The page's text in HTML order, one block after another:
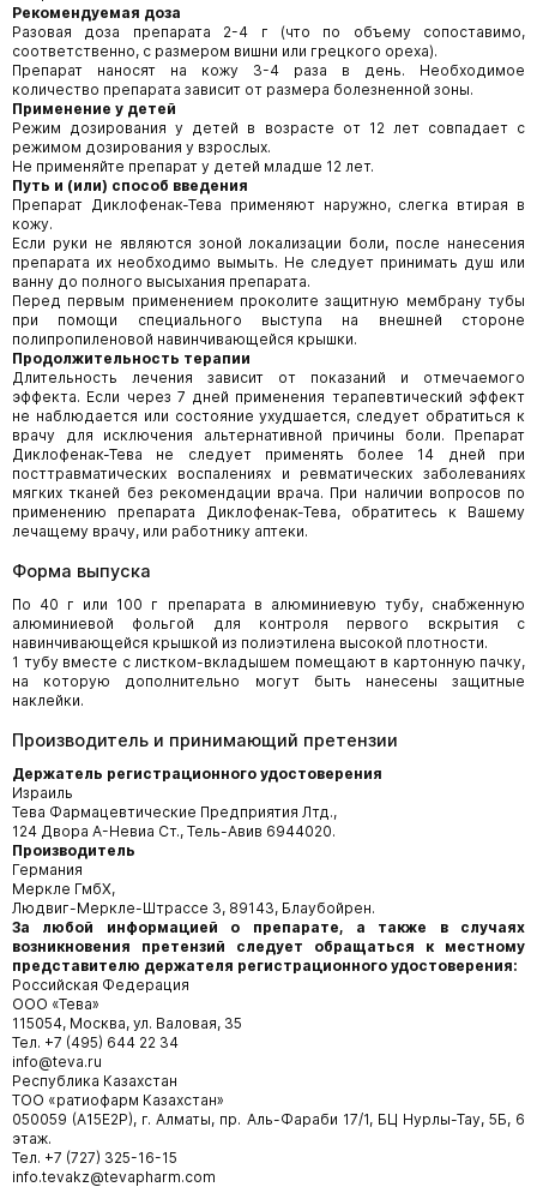
Рекомендуемая доза
Разовая доза препарата 2-4 г (что по объему сопоставимо,
соответственно, с размером вишни или грецкого ореха).
Препарат наносят на кожу 3-4 раза в день. Необходимое
количество препарата зависит от размера болезненной зоны.
Применение у детей
Режим дозирования у детей в возрасте от 12 лет совпадает с
режимом дозирования у взрослых.
Не применяйте препарат у детей младше 12 лет.
Путь и (или) способ введения
Препарат Диклофенак-Тева применяют наружно, слегка втирая в
кожу.
Если руки не являются зоной локализации боли, после нанесения
препарата их необходимо вымыть. Не следует принимать душ или
ванну до полного высыхания препарата.
Перед первым применением проколите защитную мембрану тубы
при помощи специального выступа на внешней стороне
полипропиленовой навинчивающейся крышки.
Продолжительность терапии
Длительность лечения зависит от показаний и отмечаемого
эффекта. Если через 7 дней применения терапевтический эффект
не наблюдается или состояние ухудшается, следует обратиться к
врачу для исключения альтернативной причины боли. Препарат
Диклофенак-Тева не следует применять более 14 дней при
посттравматических воспалениях и ревматических заболеваниях
мягких тканей без рекомендации врача. При наличии вопросов по
применению препарата Диклофенак-Тева, обратитесь к Вашему
лечащему врачу, или работнику аптеки.
Форма выпуска
По 40 г или 100 г препарата в алюминиевую тубу, снабженную
алюминиевой фольгой для контроля первого вскрытия с
навинчивающейся крышкой из полиэтилена высокой плотности.
1 тубу вместе с листком-вкладышем помещают в картонную пачку,
на которую дополнительно могут быть нанесены защитные
наклейки.
Производитель и принимающий претензии
Держатель регистрационного удостоверения
Израиль
Тева Фармацевтические Предприятия Лтд.,
124 Двора А-Невиа Ст., Тель-Авив 6944020.
Производитель
Германия
Меркле ГмбХ,
Людвиг-Меркле-Штрассе 3, 89143, Блаубойрен.
За любой информацией о препарате, а также в случаях
возникновения претензий следует обращаться к местному
представителю держателя регистрационного удостоверения:
Российская Федерация
ООО «Тева»
115054, Москва, ул. Валовая, 35
Тел. +7 (495) 644 22 34
info@teva.ru
Республика Казахстан
ТОО «ратиофарм Казахстан»
050059 (А15Е2Р), г. Алматы, пр. Аль-Фараби 17/1, БЦ Нурлы-Тау, 5Б, 6
этаж.
Тел. +7 (727) 325-16-15
info.tevakz@tevapharm.com